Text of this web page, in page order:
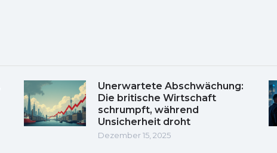
Unerwartete Abschwächung:
Die britische Wirtschaft
schrumpft, während
Unsicherheit droht
Dezember 15, 2025